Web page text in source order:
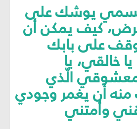
جسمي يوشك على
كيف يمكن أن
على بابك
خالقي، يا
معشوقي الّذي
منه أن يغمر وجودي
وأمتني